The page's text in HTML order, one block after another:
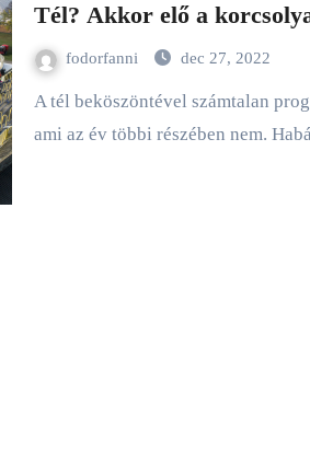
Tél? Akkor elő a
fodorfanni dec 27, 2022
A tél beköszöntével számtalan programra is lehetőség adódik,
ami az év többi részében nem.